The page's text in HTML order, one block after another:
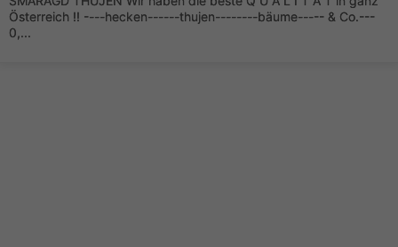
Österreich !! ----hecken------thujen--------bäume----- & Co.---
0,...